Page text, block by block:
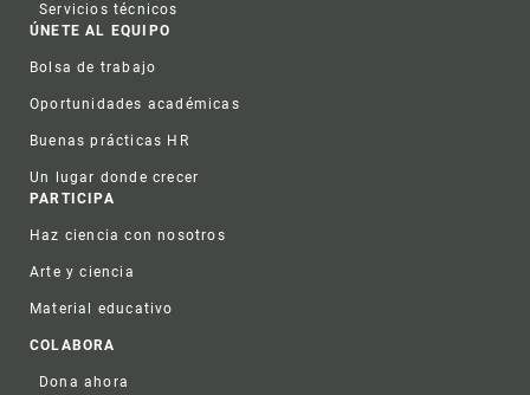
Servicios técnicos
ÚNETE AL EQUIPO
Bolsa de trabajo
Oportunidades académicas
Buenas prácticas HR
Un lugar donde crecer
PARTICIPA
Haz ciencia con nosotros
Arte y ciencia
Material educativo
COLABORA
Dona ahora